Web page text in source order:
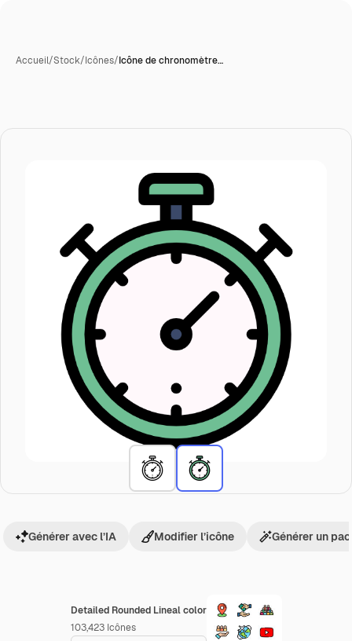
Accueil/Stock/Icônes/Icône de chronomètre…
Detailed Rounded Lineal color
103,423 Icônes
Générer avec l’IA Modifier l’icône Générer un